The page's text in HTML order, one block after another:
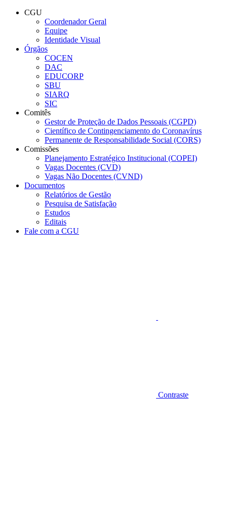
Conteúdo principal
CGU
Coordenador Geral
Equipe
Identidade Visual
Órgãos
COCEN
DAC
EDUCORP
SBU
SIARQ
SIC
Comitês
Gestor de Proteção de Dados Pessoais (CGPD)
Científico de Contingenciamento do Coronavírus
Permanente de Responsabilidade Social (CORS)
Comissões
Planejamento Estratégico Institucional (COPEI)
Vagas Docentes (CVD)
Vagas Não Docentes (CVND)
Documentos
Relatórios de Gestão
Pesquisa de Satisfação
Estudos
Editais
Fale com a CGU
Contraste